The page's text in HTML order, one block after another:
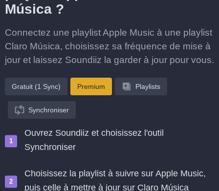
Música ?
Connectez une playlist Apple Music à une playlist
Claro Música, choisissez sa fréquence de mise à
jour et laissez Soundiiz la garder à jour pour vous.
Gratuit (1 Sync) Premium Playlists
Synchroniser
Ouvrez Soundiiz et choisissez l'outil
Synchroniser
Choisissez la playlist à suivre sur Apple Music,
puis celle à mettre à jour sur Claro Música